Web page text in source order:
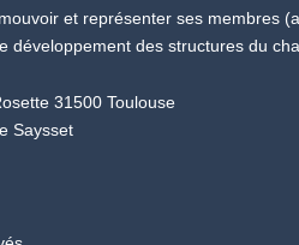
et représenter ses membres
développement des structures du
31500 Toulouse
Saysset